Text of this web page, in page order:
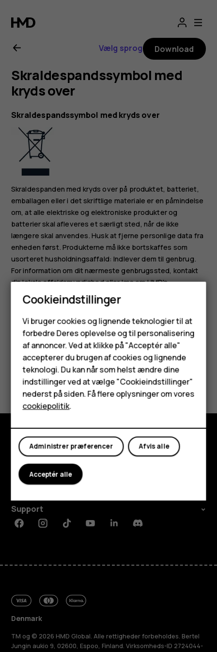
Brugervejledning
til
Nokia
3310
3G
Smartphones
Feature-telefoner
Tilbehør
HMD Terra M
Tablets
Min konto
Vælg sprog Download
Skraldespandssymbol med
kryds over
Skraldespandssymbol med kryds over
Skraldespanden med kryds over på produktet, batteriet,
emballagen eller i det skriftlige materiale er en påmindelse
om, at alle elektriske og elektroniske produkter og
batterier skal afleveres et særligt sted, når de ikke
længere skal anvendes. Husk at fjerne personlige data fra
enheden først. Produkterne må ikke bortskaffes som
usorteret husholdningsaffald: Indlever dem til genbrug.
For information om dit nærmeste genbrugssted, kontakt
din lokale affaldsmyndighed eller læs om HMD's
returprogram og dets tilgængelighed i dit land på
www.hmd.com/phones/support/topics/recycle
Synes du, dette var nyttigt?
Ja Nej
Udforsk
Om
Planet and people
Support
FacebookInstagramTiktokYoutubeLinkedinDiscord
Denmark
TM og © 2026 HMD Global. Alle rettigheder forbeholdes. Bertel
Jungin aukio 9, 02600, Espoo, Finland. Virksomheds-ID 2724044-
Cookieindstillinger
Vi bruger cookies og lignende teknologier til at
forbedre Deres oplevelse og til personalisering
af annoncer. Ved at klikke på "Acceptér alle"
accepterer du brugen af cookies og lignende
teknologi. Du kan når som helst ændre dine
indstillinger ved at vælge "Cookieindstillinger"
nederst på siden. Få flere oplysninger om vores
cookiepolitik.
Afvis alle
Administrer præferencer
Acceptér alle